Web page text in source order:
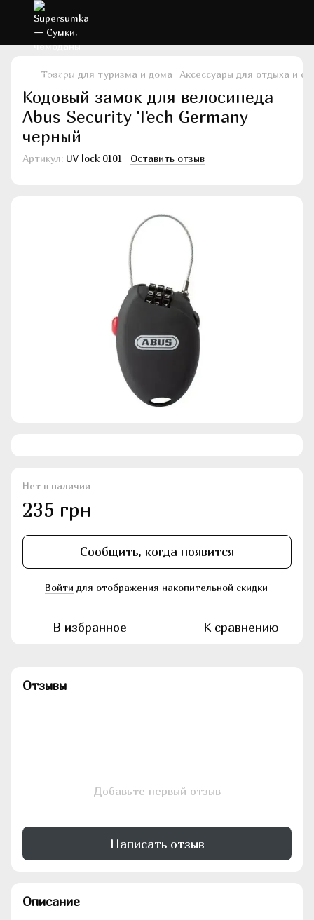
Товары для туризма и дома Аксессуары для отдыха и
Кодовый замок для велосипеда
Abus Security Tech Germany
черный
Артикул: UV lock 0101 Оставить отзыв
Нет в наличии
235 грн
Сообщить, когда появится
Войти для отображения накопительной скидки
В избранное К сравнению
Отзывы
Добавьте первый отзыв
Написать отзыв
Описание